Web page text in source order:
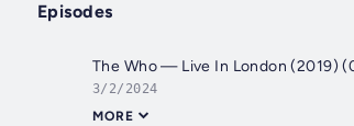
Episodes
The Who — Live In London (2019)
3/2/2024
MORE